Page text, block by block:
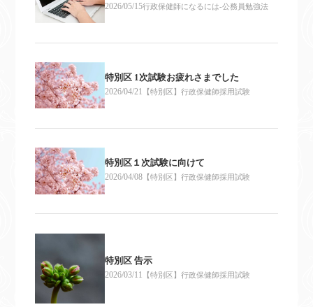
2026/05/15行政保健師になるには-公務員勉強法
特別区 1次試験お疲れさまでした
2026/04/21 【特別区】行政保健師採用試験
特別区１次試験に向けて
2026/04/08【特別区】行政保健師採用試験
特別区 告示
2026/03/11 【特別区】行政保健師採用試験